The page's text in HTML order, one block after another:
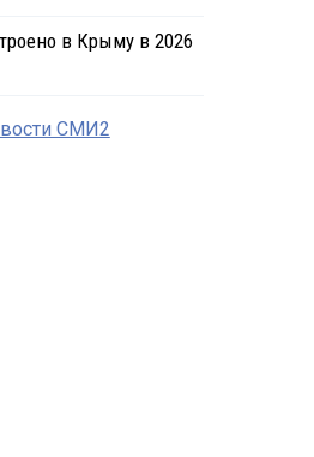
в Крыму в 2026
СМИ2